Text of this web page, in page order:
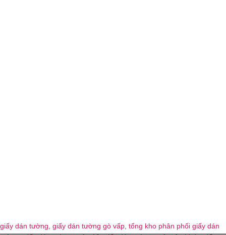
giấy dán tường giấy dán tường gò vấp tổng kho phân phối giấy dán